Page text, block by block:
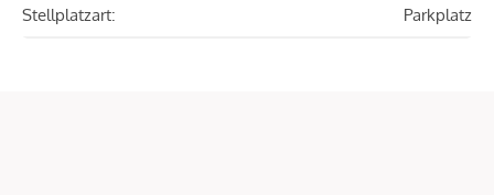
Stellplatzart: Parkplatz